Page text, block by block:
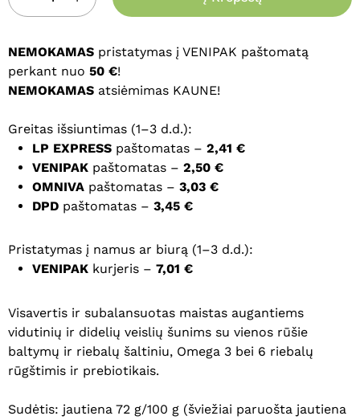
NEMOKAMAS pristatymas į VENIPAK paštomatą
perkant nuo 50 €!
NEMOKAMAS atsiėmimas KAUNE!
Greitas išsiuntimas (1–3 d.d.):
LP EXPRESS paštomatas – 2,41 €
VENIPAK paštomatas – 2,50 €
OMNIVA paštomatas – 3,03 €
DPD paštomatas – 3,45 €
Pristatymas į namus ar biurą (1–3 d.d.):
VENIPAK kurjeris – 7,01 €
Visavertis ir subalansuotas maistas augantiems
vidutinių ir didelių veislių šunims su vienos rūšie
baltymų ir riebalų šaltiniu, Omega 3 bei 6 riebalų
rūgštimis ir prebiotikais.
Sudėtis: jautiena 72 g/100 g (šviežiai paruošta jautiena